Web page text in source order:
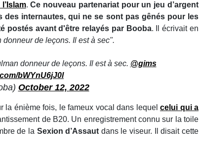
.Ce nouveau partenariat pour un jeu d’argent
internautes, qui ne se sont pas gênés pour les
postés avant d'être relayés par Booba. Il écrivait en
de leçons. Il est à sec".
donneur de leçons. Il est à sec. @gims
bWYnU6jJ0l
October 12, 2022
la énième fois, le fameux vocal dans lequelcelui qui a
de B20. Un enregistrement connu sur la toile
de la Sexion d’Assaut dans le viseur. Il disait cette